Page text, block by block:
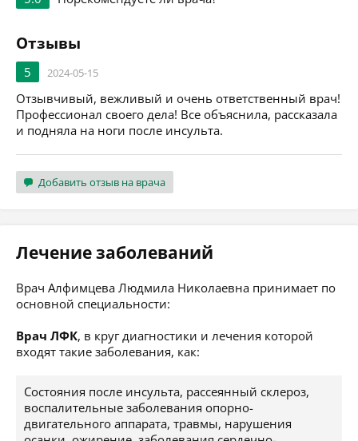
Отзывы
5 2024-05-15
Отзывчивый, вежливый и очень ответственный врач!
Профессионал своего дела! Все объяснила, рассказала
и подняла на ноги после инсульта.
Добавить отзыв на врача
Лечение заболеваний
Врач Алфимцева Людмила Николаевна принимает по
основной специальности:
Врач ЛФК, в круг диагностики и лечения которой
входят такие заболевания, как:
Состояния после инсульта, рассеянный склероз,
воспалительные заболевания опорно-
двигательного аппарата, травмы, нарушения